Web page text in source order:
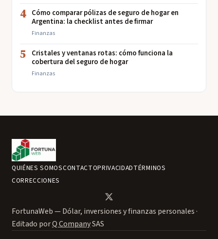
4 Cómo comparar pólizas de seguro de hogar en
Argentina: la checklist antes de firmar
Finanzas
5
Cristales y ventanas rotas: cómo funciona la
cobertura del seguro de hogar
Finanzas
QUIÉNES SOMOSCONTACTOPRIVACIDADTÉRMINOS
CORRECCIONES
FortunaWeb — Dólar, inversiones y finanzas personales ·
Editado porQ CompanySAS